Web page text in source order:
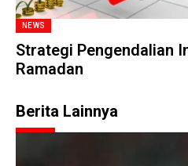
NEWS
Strategi Pengendalian
Ramadan
Berita Lainnya